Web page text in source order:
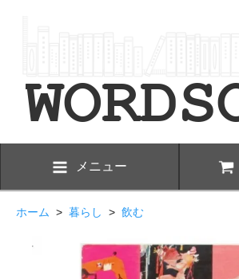
メニュー
ホーム > 暮らし > 飲む